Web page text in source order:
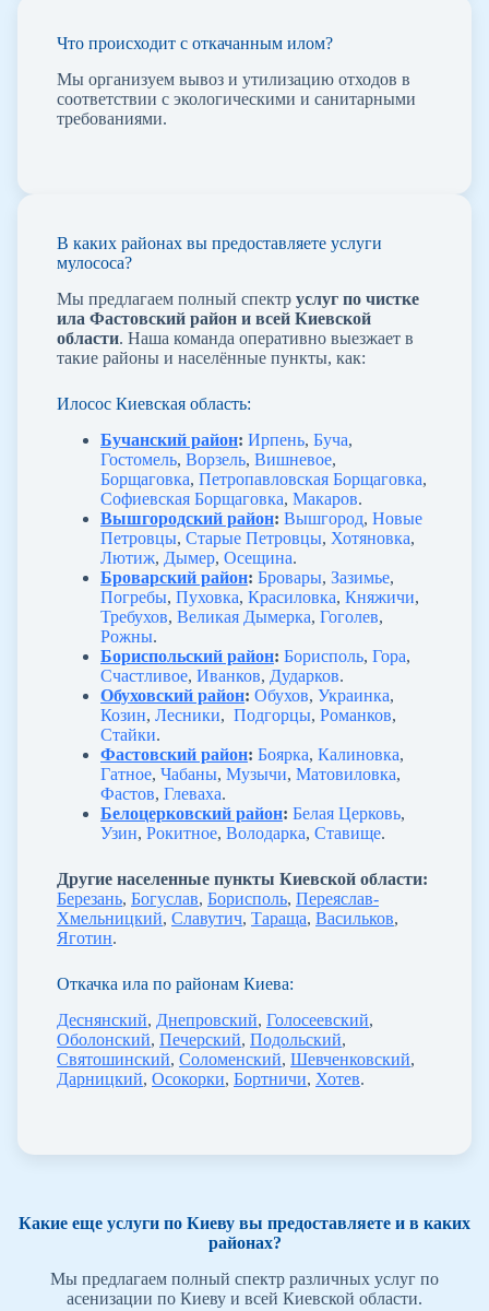
Что происходит с откачанным илом?
Мы организуем вывоз и утилизацию отходов в
соответствии с экологическими и санитарными
требованиями.
В каких районах вы предоставляете услуги
мулососа?
Мы предлагаем полный спектр услуг по чистке
ила Фастовский район и всей Киевской
области. Наша команда оперативно выезжает в
такие районы и населённые пункты, как:
Илосос Киевская область:
Бучанский район: Ирпень, Буча,
Гостомель, Ворзель, Вишневое,
Борщаговка, Петропавловская Борщаговка,
Софиевская Борщаговка, Макаров.
Вышгородский район: Вышгород, Новые
Петровцы, Старые Петровцы, Хотяновка,
Лютиж, Дымер, Осещина.
Броварский район: Бровары, Зазимье,
Погребы, Пуховка, Красиловка, Княжичи,
Требухов, Великая Дымерка, Гоголев,
Рожны.
Бориспольский район: Борисполь, Гора,
Счастливое, Иванков, Дударков.
Обуховский район: Обухов, Украинка,
Козин, Лесники, Подгорцы, Романков,
Стайки.
Фастовский район: Боярка, Калиновка,
Гатное, Чабаны, Музычи, Матовиловка,
Фастов, Глеваха.
Белоцерковский район: Белая Церковь,
Узин, Рокитное, Володарка, Ставище.
Другие населенные пункты Киевской области:
Березань, Богуслав, Борисполь, Переяслав-
Хмельницкий, Славутич, Тараща, Васильков,
Яготин.
Откачка ила по районам Киева:
Деснянский, Днепровский, Голосеевский,
Оболонский, Печерский, Подольский,
Святошинский, Соломенский, Шевченковский,
Дарницкий, Осокорки, Бортничи, Хотев.
Какие еще услуги по Киеву вы предоставляете и в каких
районах?
Мы предлагаем полный спектр различных услуг по
асенизации по Киеву и всей Киевской области.